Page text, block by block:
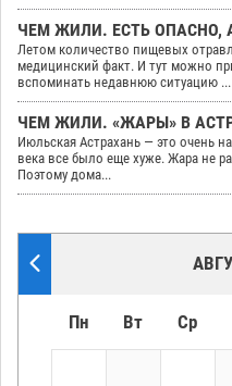
ЧЕМ ЖИЛИ. ЕСТЬ ОПАСНО,
Летом количество пищевых
медицинский факт. И тут можно
вспоминать недавнюю ситуацию ...
ЧЕМ ЖИЛИ. «ЖАРЫ» В
Июльская Астрахань — это очень
века все было еще хуже. Жара не
Поэтому дома...
Пн Вт Ср